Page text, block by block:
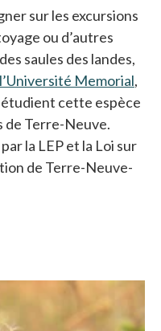
sur les excursions
ou d’autres
saules des landes,
Memorial,
étudient cette espèce
de Terre-Neuve.
la LEP et la Loi sur
de Terre-Neuve-